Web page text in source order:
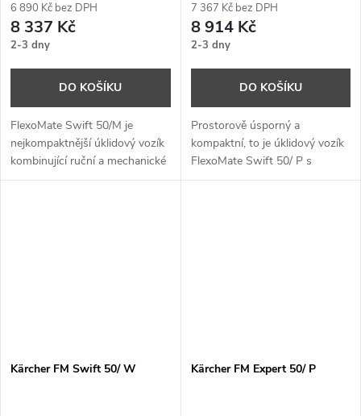
6 890 Kč bez DPH
8 337 Kč
2-3 dny
DO KOŠÍKU
FlexoMate Swift 50/M je
nejkompaktnější úklidový vozík
kombinující ruční a mechanické
čištění. Díky 12l kbelíku je
7 367 Kč bez DPH
8 914 Kč
2-3 dny
DO KOŠÍKU
Prostorově úsporný a
kompaktní, to je úklidový vozík
FlexoMate Swift 50/ P s
čisticím systémem vhodným
Kärcher FM Swift 50/ W Kärcher FM Expert 50/ P